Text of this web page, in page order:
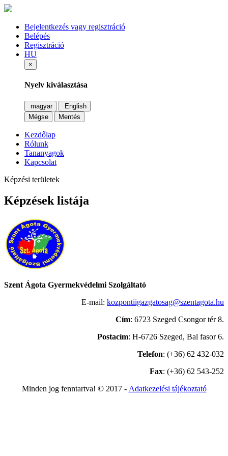
Bejelentkezés vagy regisztráció
Belépés
Regisztráció
HU
×
Nyelv kiválasztása
magyar
English
Mégse
Mentés
Kezdőlap
Rólunk
Tananyagok
Kapcsolat
Képzési területek
Képzések listája
Szent Ágota Gyermekvédelmi Szolgáltató
E-mail: kozpontiigazgatosag@szentagota.hu
Cím: 6723 Szeged Csongor tér 8.
Postacím: H-6726 Szeged, Bal fasor 6.
Telefon: (+36) 62 432-032
Fax: (+36) 62 543-252
Minden jog fenntartva! © 2017 - Adatkezelési tájékoztató